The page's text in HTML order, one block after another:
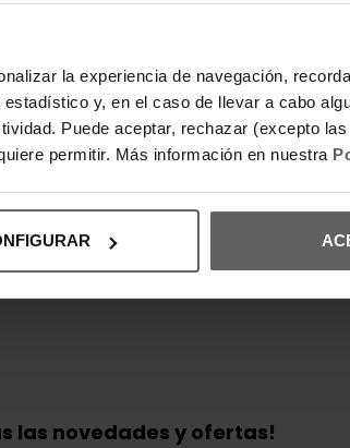
la experiencia de navegación,
y, en el caso de llevar a cabo
Puede aceptar, rechazar (excepto
permitir. Más información en nuestra
DETALLES DEL
DEVOLUCIONES
INFORMACIÓN
las novedades y ofertas!